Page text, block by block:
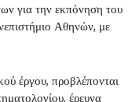
για την εκπόνηση του
Αθηνών, με
έργου, προβλέπονται
έρευνα